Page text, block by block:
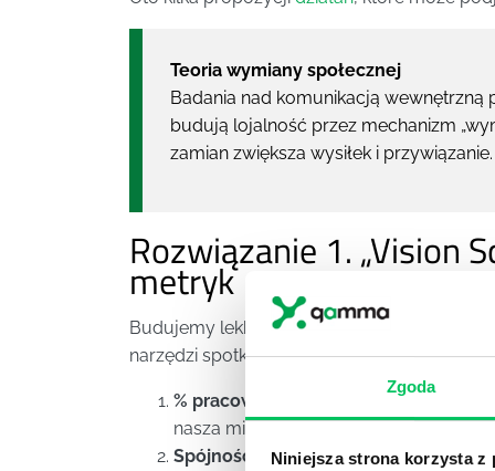
Zgoda
Niniejsza strona korzysta z
Teoria wymiany społecznej
Badania nad komunikacją
budują lojalność przez mechanizm
zamian zwiększa wysiłek i przywiązanie.
Rozwiązanie 1. „Vision
metryk
Budujemy lekką „tablicę wyników”
narzędzi spotkaniowych. Proponujemy pięć
% pracowników znających misję/cele
nasza misja?”) i zamkniętym
Spójność przekazu– w ankiecie